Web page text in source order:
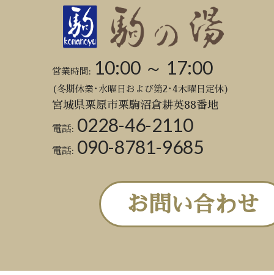
営業時間: 10:00 ～ 17:00
(冬期休業･水曜日および第2･4木曜日定休)
宮城県栗原市栗駒沼倉耕英88番地
電話: 0228-46-2110
電話: 090-8781-9685
お問い合わせ